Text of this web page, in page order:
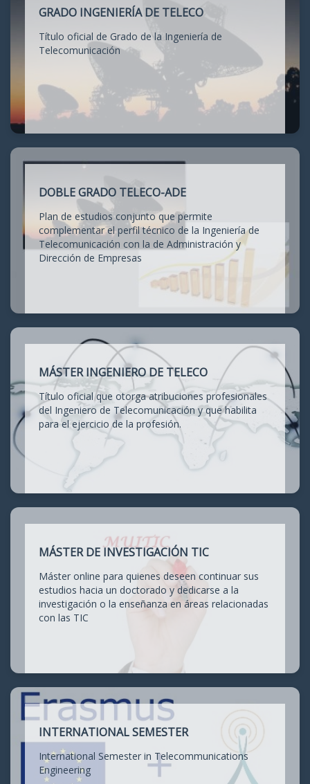
GRADO INGENIERÍA DE TELECO
Título oficial de Grado de la Ingeniería de
Telecomunicación
DOBLE GRADO TELECO-ADE
Plan de estudios conjunto que permite
complementar el perfil técnico de la Ingeniería de
Telecomunicación con la de Administración y
Dirección de Empresas
MÁSTER INGENIERO DE TELECO
Título oficial que otorga atribuciones profesionales
del Ingeniero de Telecomunicación y que habilita
para el ejercicio de la profesión.
MÁSTER DE INVESTIGACIÓN TIC
Máster online para quienes deseen continuar sus
estudios hacia un doctorado y dedicarse a la
investigación o la enseñanza en áreas relacionadas
con las TIC
INTERNATIONAL SEMESTER
International Semester in Telecommunications
Engineering